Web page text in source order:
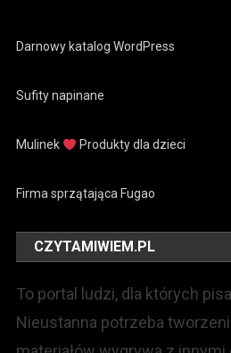
Darnowy katalog WordPress
Sufity napinane
Mulinek Produkty dla dzieci
Firma sprzątająca Fugao
CZYTAMIWIEM.PL
To portal ludzi, dla których
Nieustanna potrzeba